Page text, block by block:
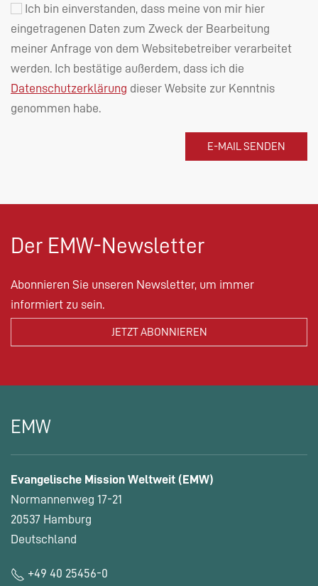
Ich bin einverstanden, dass meine von mir hier
eingetragenen Daten zum Zweck der Bearbeitung
meiner Anfrage von dem Websitebetreiber verarbeitet
werden. Ich bestätige außerdem, dass ich die
Datenschutzerklärung dieser Website zur Kenntnis
genommen habe.
Der EMW-Newsletter
Abonnieren Sie unseren Newsletter, um immer
informiert zu sein.
EMW
Evangelische Mission Weltweit (EMW)
Normannenweg 17-21
20537 Hamburg
Deutschland
+49 40 25456-0